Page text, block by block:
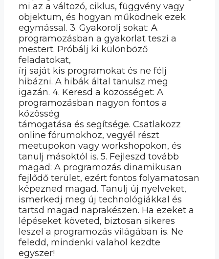
mi az a változó, ciklus, függvény vagy
objektum, és hogyan működnek ezek
egymással. 3. Gyakorolj sokat: A
programozásban a gyakorlat teszi a
mestert. Próbálj ki különböző
feladatokat,
írj saját kis programokat és ne félj
hibázni. A hibák által tanulsz meg
igazán. 4. Keresd a közösséget: A
programozásban nagyon fontos a
közösség
támogatása és segítsége. Csatlakozz
online fórumokhoz, vegyél részt
meetupokon vagy workshopokon, és
tanulj másoktól is. 5. Fejleszd tovább
magad: A programozás dinamikusan
fejlődő terület, ezért fontos folyamatosan
képezned magad. Tanulj új nyelveket,
ismerkedj meg új technológiákkal és
tartsd magad naprakészen. Ha ezeket a
lépéseket követed, biztosan sikeres
leszel a programozás világában is. Ne
feledd, mindenki valahol kezdte
egyszer!